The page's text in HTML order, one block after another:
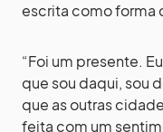
escrita como forma
“Foi um presente.
que sou daqui, sou
que as outras
feita com um